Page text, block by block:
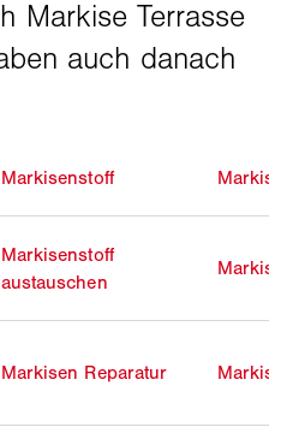
Markisenstoff
Markisenstoff
austauschen
Markisen Reparatur